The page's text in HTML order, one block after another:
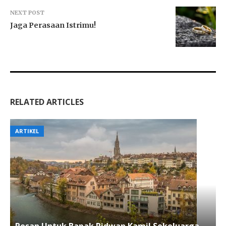
NEXT POST
Jaga Perasaan Istrimu!
RELATED ARTICLES
ARTIKEL